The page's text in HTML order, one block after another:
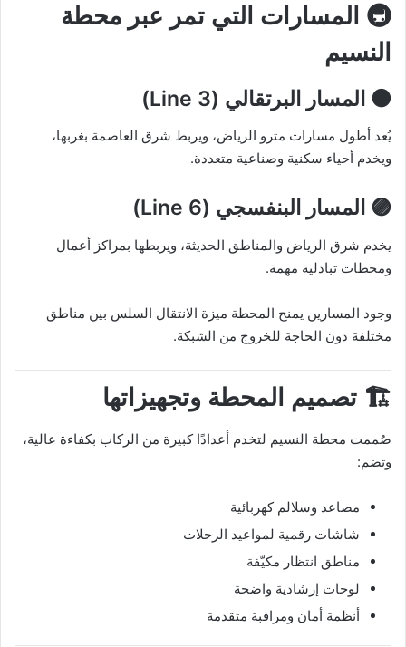
🚇 المسارات التي تمر عبر محطة
النسيم
🟠 المسار البرتقالي (Line 3)
يُعد أطول مسارات مترو الرياض، ويربط شرق العاصمة بغربها،
ويخدم أحياء سكنية وصناعية متعددة.
🟣 المسار البنفسجي (Line 6)
يخدم شرق الرياض والمناطق الحديثة، ويربطها بمراكز أعمال
ومحطات تبادلية مهمة.
وجود المسارين يمنح المحطة ميزة الانتقال السلس بين مناطق
مختلفة دون الحاجة للخروج من الشبكة.
🏗️ تصميم المحطة وتجهيزاتها
صُممت محطة النسيم لتخدم أعدادًا كبيرة من الركاب بكفاءة عالية،
وتضم:
مصاعد وسلالم كهربائية
شاشات رقمية لمواعيد الرحلات
مناطق انتظار مكيّفة
لوحات إرشادية واضحة
أنظمة أمان ومراقبة متقدمة